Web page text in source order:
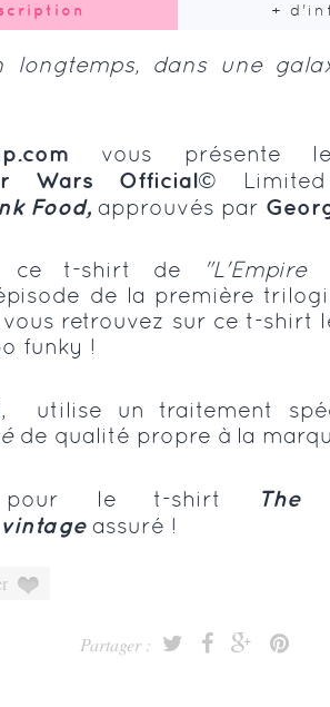
+
dans une
vous présente
Wars Official©
Food, approuvés par
ce t-shirt de
"L'Empire
de la première
retrouvez sur ce t-shirt
funky !
, utilise un traitement
de qualité propre à la
pour le t-shirt
The
vintageassuré !
Partager :